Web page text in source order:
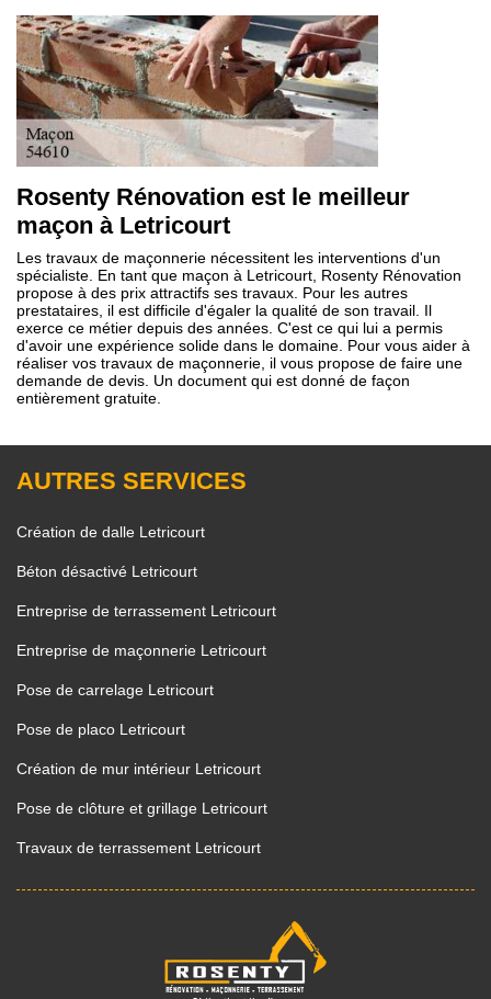
Rosenty Rénovation est le meilleur
maçon à Letricourt
Les travaux de maçonnerie nécessitent les interventions d'un
spécialiste. En tant que maçon à Letricourt, Rosenty Rénovation
propose à des prix attractifs ses travaux. Pour les autres
prestataires, il est difficile d'égaler la qualité de son travail. Il
exerce ce métier depuis des années. C'est ce qui lui a permis
d'avoir une expérience solide dans le domaine. Pour vous aider à
réaliser vos travaux de maçonnerie, il vous propose de faire une
demande de devis. Un document qui est donné de façon
entièrement gratuite.
AUTRES SERVICES
Création de dalle Letricourt
Béton désactivé Letricourt
Entreprise de terrassement Letricourt
Entreprise de maçonnerie Letricourt
Pose de carrelage Letricourt
Pose de placo Letricourt
Création de mur intérieur Letricourt
Pose de clôture et grillage Letricourt
Travaux de terrassement Letricourt